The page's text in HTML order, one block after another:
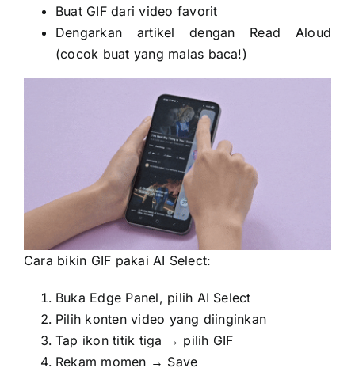
Buat GIF dari video favorit
Dengarkan artikel dengan Read Aloud
(cocok buat yang malas baca!)
Cara bikin GIF pakai AI Select:
Buka Edge Panel, pilih AI Select
Pilih konten video yang diinginkan
Tap ikon titik tiga → pilih GIF
Rekam momen → Save